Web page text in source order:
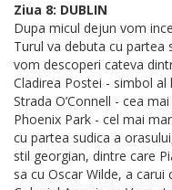
Ziua 8: DUBLIN
Dupa micul dejun vom
Turul va debuta cu partea
vom descoperi cateva
Cladirea Postei - simbol
Strada O’Connell - cea
Phoenix Park - cel mai
cu partea sudica a
stil georgian, dintre care
sa cu Oscar Wilde, a